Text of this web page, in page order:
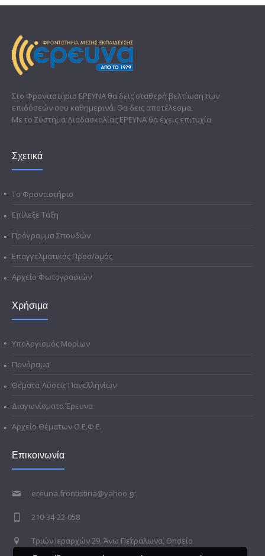
Στο Φροντιστήριο ΕΡΕΥΝΑ θα δεις σταθερή βελτίωση των
επιδόσεών σου καθημερινά. Θα δεις αποτέλεσμα.
Με το Σύστημα Διαδασκαλίας ΕΡΕΥΝΑ θα έχεις επιτυχία
Σχετικά
Το Φροντιστήριο
Επίλεξε Τάξη
Πρόγραμμα Σπουδών
Επαγγελματικός Προσ/σμός
Αρχείο Φωτογραφιών
Χρήσιμα
Υπολογισμός Μορίων
Πανόραμα
Θέματα-Λύσεις Πανελληνίων
Διαγωνίσματα Έρευνα
Αρχείο Θέματων Ο.Ε.Φ.Ε.
Επικοινωνία
ereuna.frontistiria@yahoo.gr
210-34-22-058
Τριών Ιεραρχών 29, Άνω Πετράλωνα, Θησείο